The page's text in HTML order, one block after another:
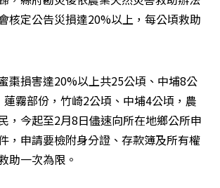
核定公告災損達20%以上，每公頃救助
棗損害達20%以上共25公頃、中埔8公
霧部份，竹崎2公頃、中埔4公頃，農
，今起至2月8日儘速向所在地鄉公所申
，申請要檢附身分證、存款簿及所有權
助一次為限。